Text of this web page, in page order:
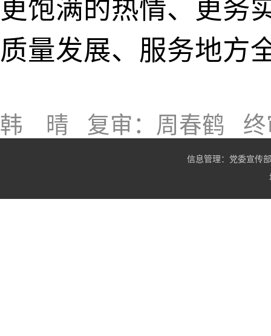
更饱满的热情、更务
质量发展、服务地方
韩 晴 复审：周春鹤
信息管理：党委宣传